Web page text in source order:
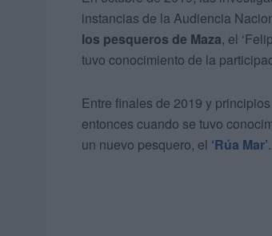
instancias de la Audiencia
los pesqueros de Maza, el
tuvo conocimiento de la
Entre finales de 2019 y
entonces cuando se tuvo
un nuevo pesquero, el ‘Rúa Mar’.